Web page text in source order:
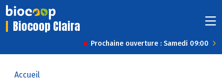
Biocoop Claira
Prochaine ouverture : Samedi 09:00
Accueil